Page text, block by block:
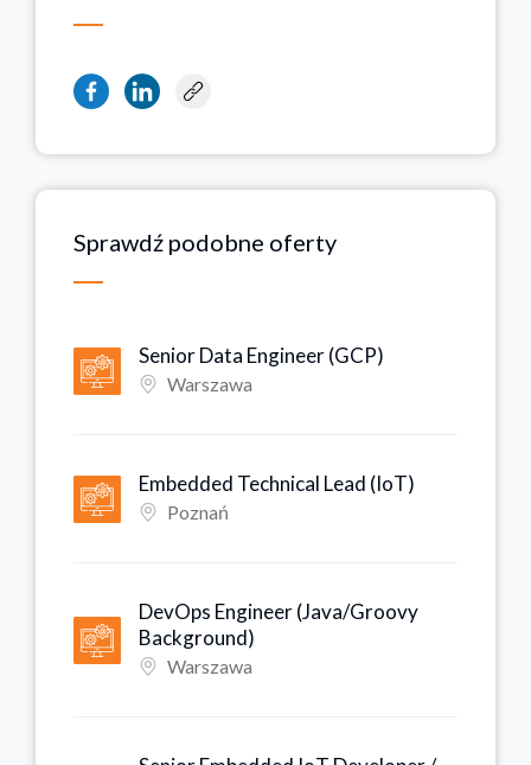
Sprawdź podobne oferty
Senior Data Engineer (GCP)
Warszawa
Embedded Technical Lead (IoT)
Poznań
DevOps Engineer (Java/Groovy
Background)
Warszawa